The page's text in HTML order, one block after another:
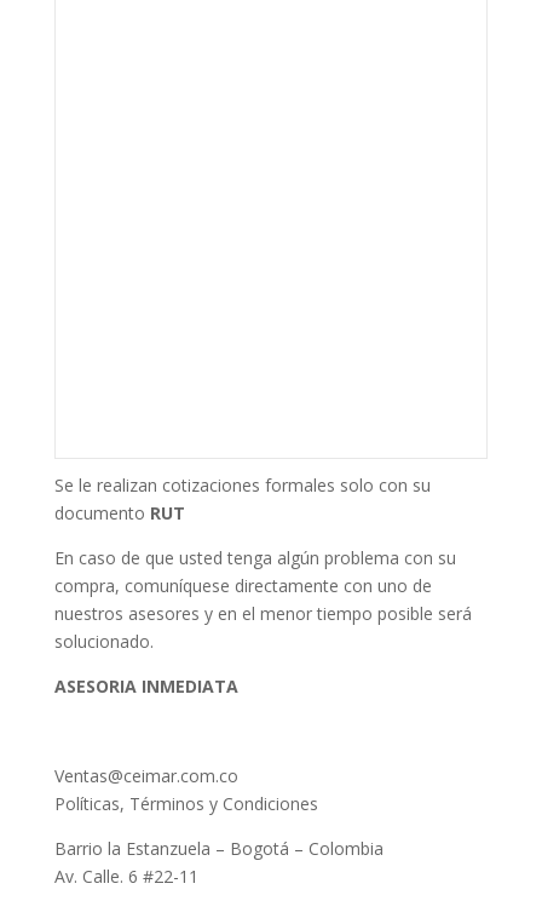
Se le realizan cotizaciones formales solo con su
documento RUT
En caso de que usted tenga algún problema con su
compra, comuníquese directamente con uno de
nuestros asesores y en el menor tiempo posible será
solucionado.
ASESORIA INMEDIATA
Ventas@ceimar.com.co
Políticas, Términos y Condiciones
Barrio la Estanzuela – Bogotá – Colombia
Av. Calle. 6 #22-11